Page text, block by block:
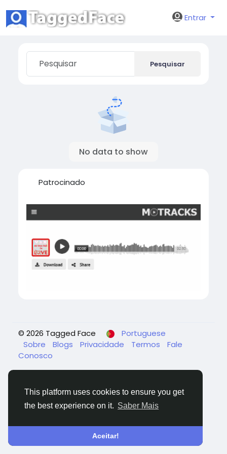
This platform uses cookies to ensure you get
the best experience on it. Saber Mais
Aceitar!
Entrar
Pesquisar
No data to show
Patrocinado
© 2026 Tagged Face
Portuguese
Sobre
Blogs Privacidade Termos
Fale
Conosco